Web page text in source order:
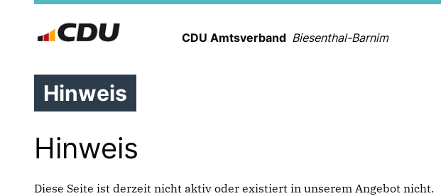
CDU Amtsverband Biesenthal-Barnim
Hinweis
Hinweis
Diese Seite ist derzeit nicht aktiv oder existiert in unserem Angebot nicht.